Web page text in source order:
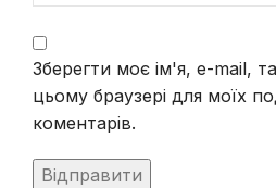
Зберегти моє ім'я, e-mail,
цьому браузері для моїх
коментарів.